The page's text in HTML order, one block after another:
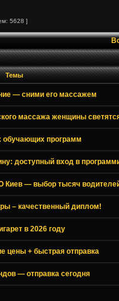
5628 ]
Темы
— сними его массажем
массажа женщины
обучающих программ
доступный вход в
Киев — выбор тысяч
– качественный диплом!
в 2026 году
цены + быстрая отправка
— отправка сегодня